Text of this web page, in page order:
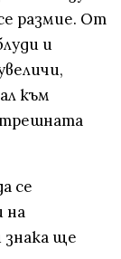
размие. От
и
към
се
на
знака ще